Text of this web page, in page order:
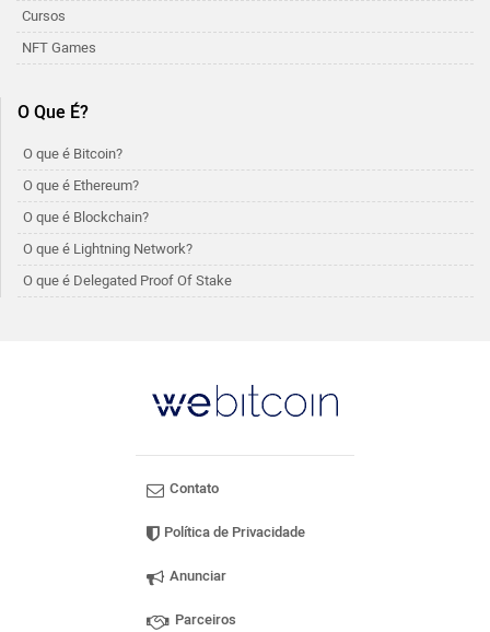
Cursos
NFT Games
O Que É?
O que é Bitcoin?
O que é Ethereum?
O que é Blockchain?
O que é Lightning Network?
O que é Delegated Proof Of Stake
Contato
Política de Privacidade
Anunciar
Parceiros